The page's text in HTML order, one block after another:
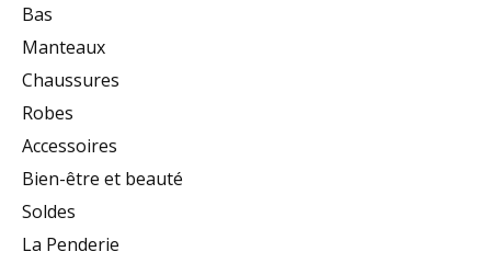
Bas
Manteaux
Chaussures
Robes
Accessoires
Bien-être et beauté
Soldes
La Penderie